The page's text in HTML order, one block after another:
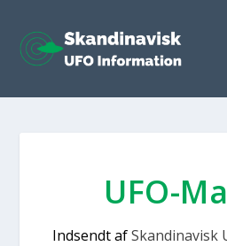
UFO-
Indsendt afSkandinavisk